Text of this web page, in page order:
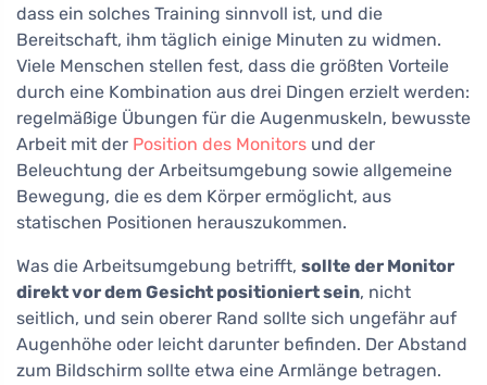
dass ein solches Training sinnvoll ist, und die
Bereitschaft, ihm täglich einige Minuten zu widmen.
Viele Menschen stellen fest, dass die größten Vorteile
durch eine Kombination aus drei Dingen erzielt werden:
regelmäßige Übungen für die Augenmuskeln, bewusste
Arbeit mit der Position des Monitors und der
Beleuchtung der Arbeitsumgebung sowie allgemeine
Bewegung, die es dem Körper ermöglicht, aus
statischen Positionen herauszukommen.
Was die Arbeitsumgebung betrifft, sollte der Monitor
direkt vor dem Gesicht positioniert sein, nicht
seitlich, und sein oberer Rand sollte sich ungefähr auf
Augenhöhe oder leicht darunter befinden. Der Abstand
zum Bildschirm sollte etwa eine Armlänge betragen.